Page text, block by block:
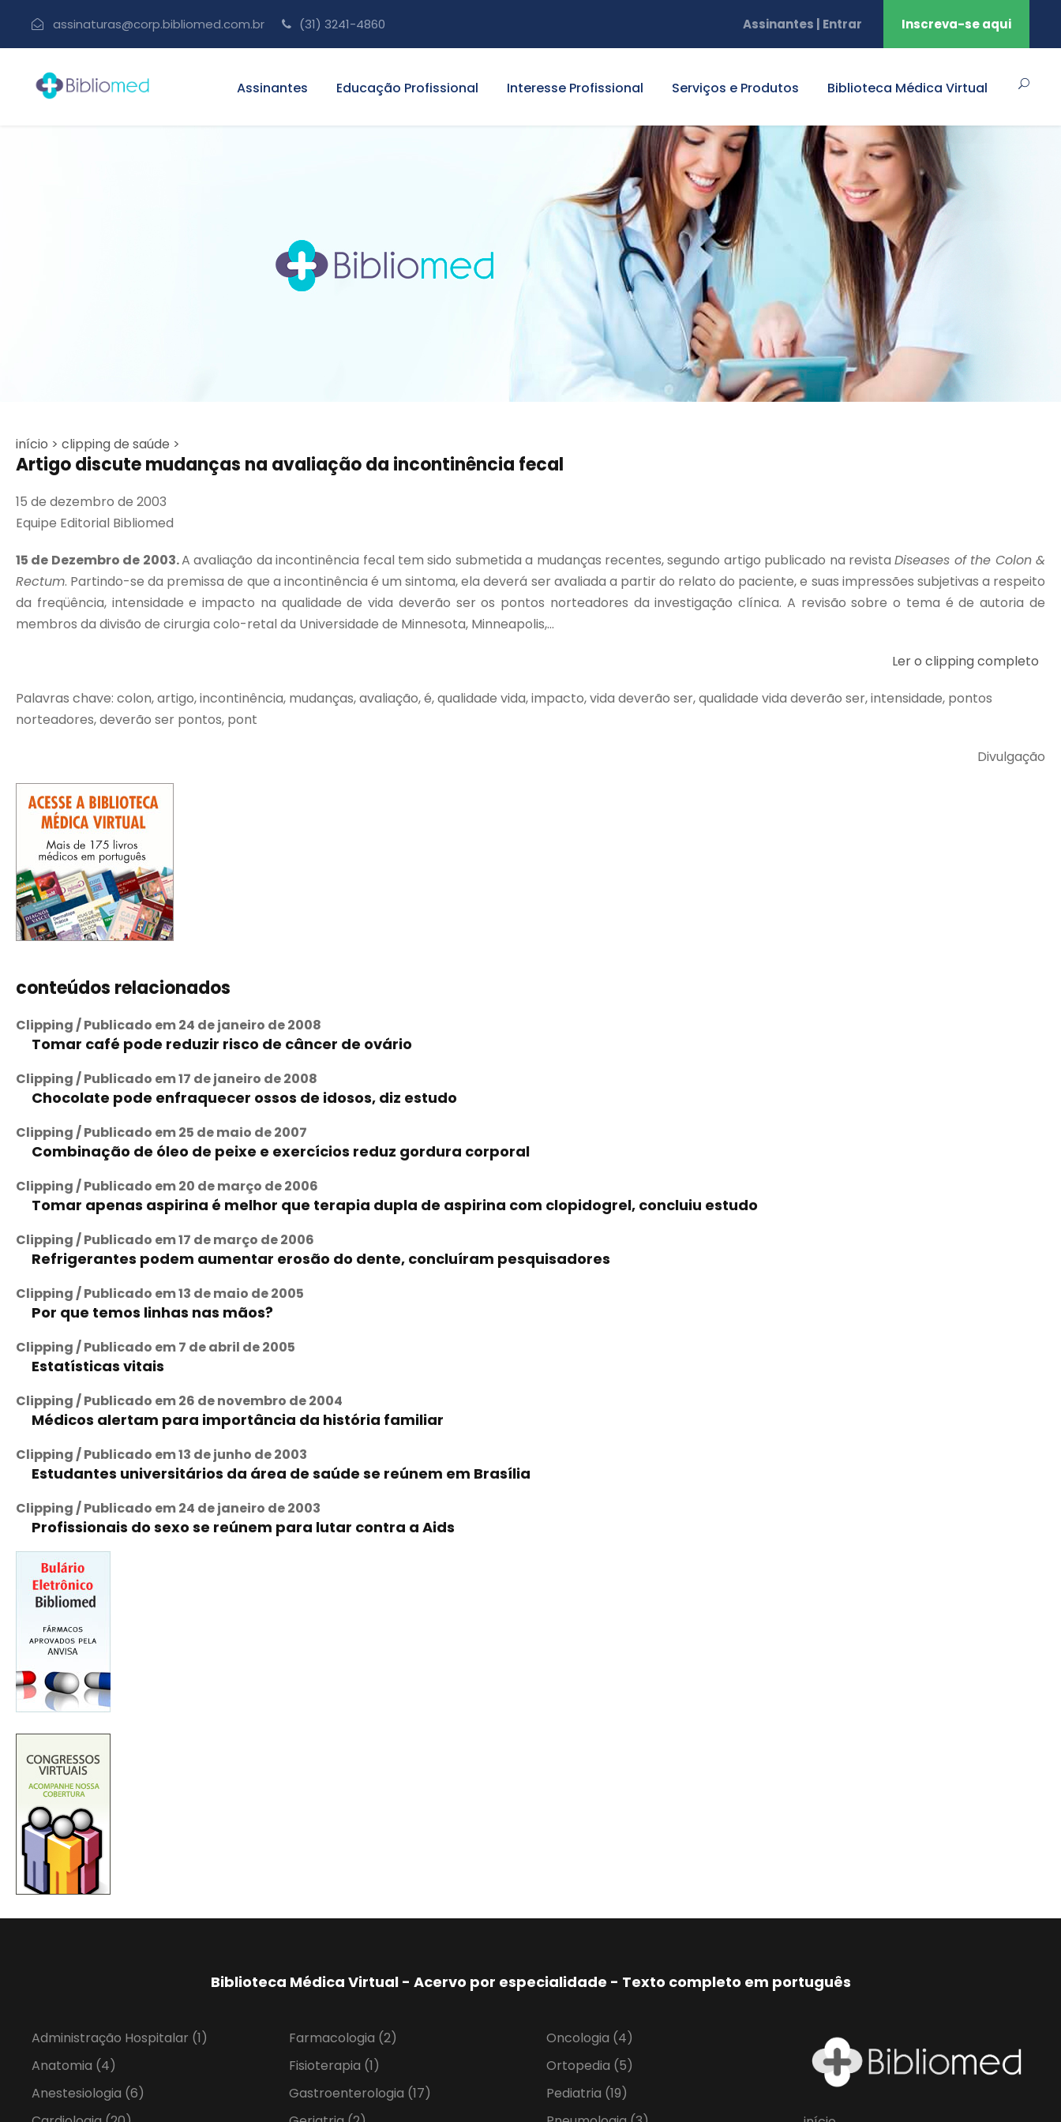
assinaturas@corp.bibliomed.com.br (31) 3241-4860 Assinantes | Entrar Inscreva-se aqui
Assinantes Educação Profissional Interesse Profissional Serviços e Produtos Biblioteca Médica Virtual
início > clipping de saúde >
Artigo discute mudanças na avaliação da incontinência fecal
15 de dezembro de 2003
Equipe Editorial Bibliomed
15 de Dezembro de 2003.A avaliação da incontinência fecal tem sido submetida a mudanças recentes, segundo artigo publicado na revistaDiseases of the Colon &
Rectum. Partindo-se da premissa de que a incontinência é um sintoma, ela deverá ser avaliada a partir do relato do paciente, e suas impressões subjetivas a respeito
da freqüência, intensidade e impacto na qualidade de vida deverão ser os pontos norteadores da investigação clínica. A revisão sobre o tema é de autoria de
membros da divisão de cirurgia colo-retal da Universidade de Minnesota, Minneapolis,...
Ler o clipping completo
Palavras chave: colon, artigo, incontinência, mudanças, avaliação, é, qualidade vida, impacto, vida deverão ser, qualidade vida deverão ser, intensidade, pontos
norteadores, deverão ser pontos, pont
Divulgação
conteúdos relacionados
Clipping / Publicado em 24 de janeiro de 2008
Tomar café pode reduzir risco de câncer de ovário
Clipping / Publicado em 17 de janeiro de 2008
Chocolate pode enfraquecer ossos de idosos, diz estudo
Clipping / Publicado em 25 de maio de 2007
Combinação de óleo de peixe e exercícios reduz gordura corporal
Clipping / Publicado em 20 de março de 2006
Tomar apenas aspirina é melhor que terapia dupla de aspirina com clopidogrel, concluiu estudo
Clipping / Publicado em 17 de março de 2006
Refrigerantes podem aumentar erosão do dente, concluíram pesquisadores
Clipping / Publicado em 13 de maio de 2005
Por que temos linhas nas mãos?
Clipping / Publicado em 7 de abril de 2005
Estatísticas vitais
Clipping / Publicado em 26 de novembro de 2004
Médicos alertam para importância da história familiar
Clipping / Publicado em 13 de junho de 2003
Estudantes universitários da área de saúde se reúnem em Brasília
Clipping / Publicado em 24 de janeiro de 2003
Profissionais do sexo se reúnem para lutar contra a Aids
Biblioteca Médica Virtual - Acervo por especialidade - Texto completo em português
Administração Hospitalar (1)
Anatomia (4)
Anestesiologia (6)
Farmacologia (2)
Fisioterapia (1)
Gastroenterologia (17)
Oncologia (4)
Ortopedia (5)
Pediatria (19)